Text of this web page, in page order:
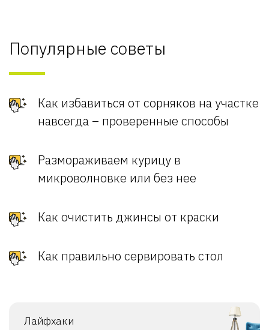
Популярные советы
Как избавиться от сорняков на участке
навсегда – проверенные способы
Размораживаем курицу в
микроволновке или без нее
Как очистить джинсы от краски
Как правильно сервировать стол
Лайфхаки